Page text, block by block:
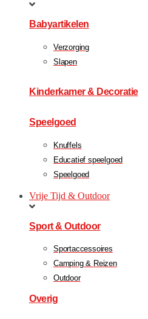
Babyartikelen
Verzorging
Slapen
Kinderkamer & Decoratie
Speelgoed
Knuffels
Educatief speelgoed
Speelgoed
Vrije Tijd & Outdoor
Sport & Outdoor
Sportaccessoires
Camping & Reizen
Outdoor
Overig